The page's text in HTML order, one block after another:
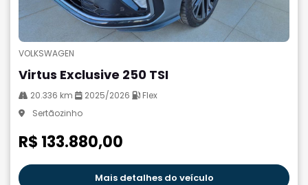
VOLKSWAGEN
Virtus Exclusive 250 TSI
20.336 km 2025/2026
Flex
Sertãozinho
R$ 133.880,00
Mais detalhes do veículo